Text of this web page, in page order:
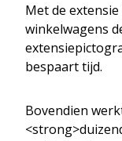
Met de
winkelwagens
bespaart tijd.
Bovendien